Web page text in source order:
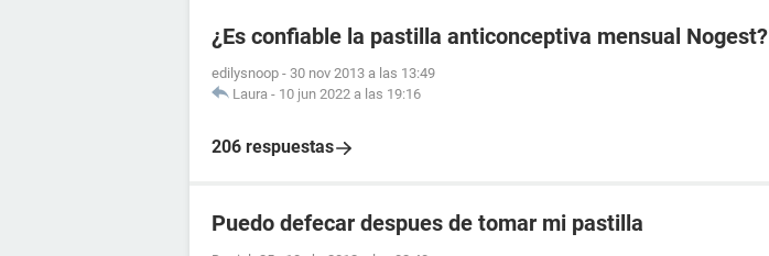
¿Es confiable la pastilla anticonceptiva mensual Nogest?
edilysnoop - 30 nov 2013 a las 13:49
Laura - 10 jun 2022 a las 19:16
206 respuestas
Puedo defecar despues de tomar mi pastilla